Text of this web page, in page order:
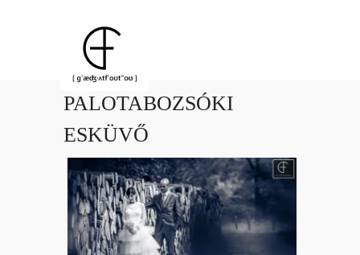
PALOTABOZSÓKI
ESKÜVŐ